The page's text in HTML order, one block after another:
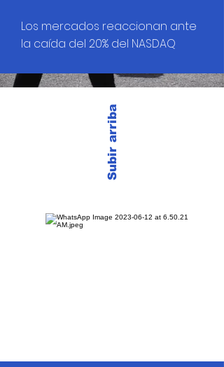
Subir arriba
Los mercados reaccionan ante
la caída del 20% del NASDAQ